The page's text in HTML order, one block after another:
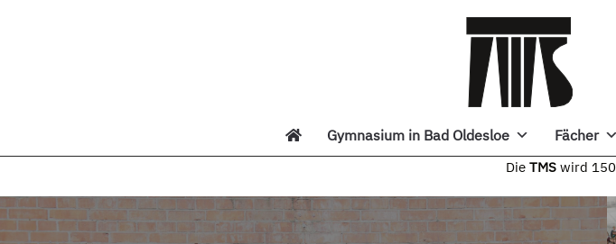
Gymnasium in Bad Oldesloe Fächer
Die TMS wird 150